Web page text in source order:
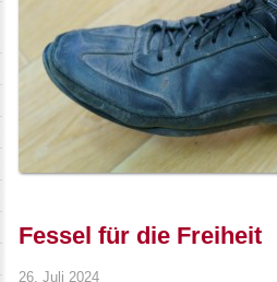
Fessel für die Freiheit
26. Juli 2024